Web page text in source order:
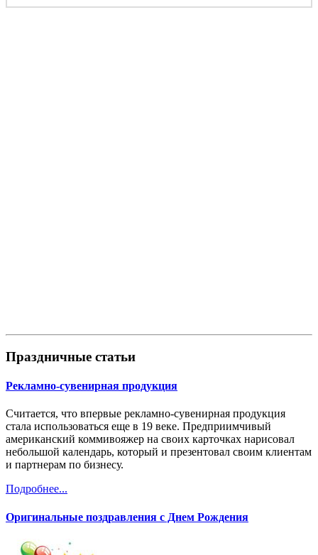
Праздничные статьи
Рекламно-сувенирная продукция
Считается, что впервые рекламно-сувенирная продукция
стала использоваться еще в 19 веке. Предприимчивый
американский коммивояжер на своих карточках нарисовал
небольшой календарь, который и презентовал своим клиентам
и партнерам по бизнесу.
Подробнее...
Оригинальные поздравления с Днем Рождения